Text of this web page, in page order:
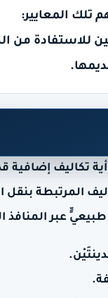
تلك المعايير:
من
تكاليف إضافية
المرتبطة
عبر المنافذ